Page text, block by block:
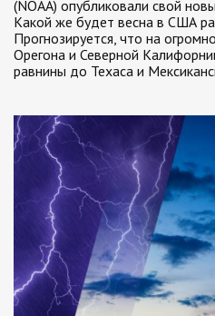
(NOAA) опубликовали свой
Какой же будет весна в США
Прогнозируется, что на
Орегона и Северной
равнины до Техаса и